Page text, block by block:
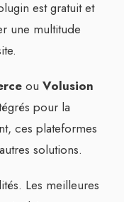
est gratuit et
une multitude
ou Volusion
pour la
ces plateformes
solutions.
Les meilleures